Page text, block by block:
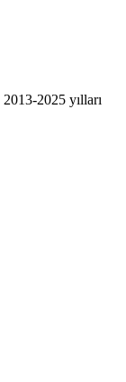
2013-2025 yılları